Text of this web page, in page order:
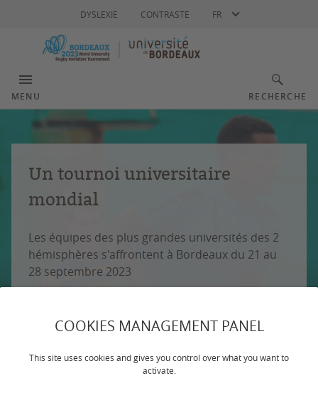
COOKIES MANAGEMENT PANEL
This site uses cookies and gives you control over what you want to
activate.
DYSLEXIE CONTRASTE FR
MENU RECHERCHE
Un tournoi universitaire
mondial
Les équipes des plus grandes universités des 2
hémisphères s'affrontent à Bordeaux du 21 au
28 septembre 2023
EN SAVOIR PLUS
1/1